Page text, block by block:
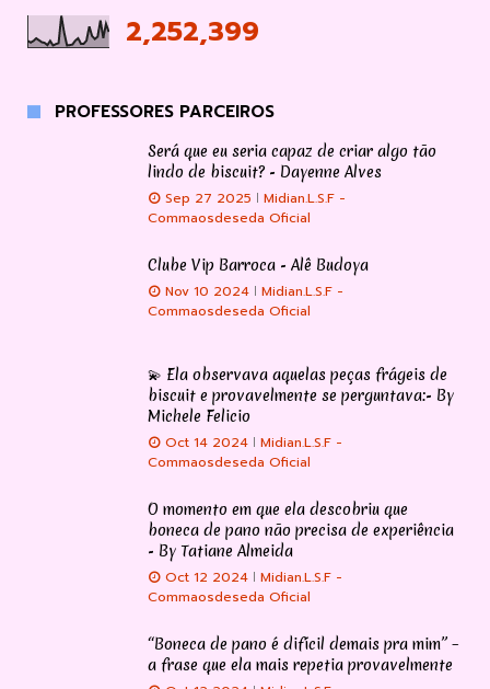
2,252,399
PROFESSORES PARCEIROS
Será que eu seria capaz de criar algo tão
lindo de biscuit? - Dayenne Alves
Sep 27 2025
Midian.L.S.F -
Commaosdeseda Oficial
Clube Vip Barroca - Alê Budoya
Nov 10 2024
Midian.L.S.F -
Commaosdeseda Oficial
💫 Ela observava aquelas peças frágeis de
biscuit e provavelmente se perguntava:- By
Michele Felicio
Oct 14 2024
Midian.L.S.F -
Commaosdeseda Oficial
O momento em que ela descobriu que
boneca de pano não precisa de experiência
- By Tatiane Almeida
Oct 12 2024
Midian.L.S.F -
Commaosdeseda Oficial
“Boneca de pano é difícil demais pra mim” –
a frase que ela mais repetia provavelmente